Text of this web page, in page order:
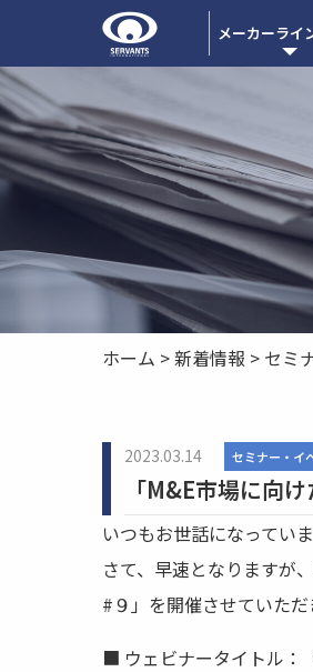
メーカーライ
ホーム >新着情報 > セミ
2023.03.14 セミナー・イ
「M&E市場に向
いつもお世話になってい
さて、早速となりますが
#９」を開催させていただ
■ ウェビナータイトル：